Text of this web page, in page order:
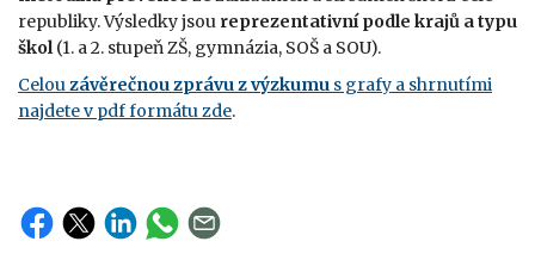
republiky. Výsledky jsou reprezentativní podle krajů a typu
škol (1. a 2. stupeň ZŠ, gymnázia, SOŠ a SOU).
Celou závěrečnou zprávu z výzkumu s grafy a shrnutími
najdete v pdf formátu zde.